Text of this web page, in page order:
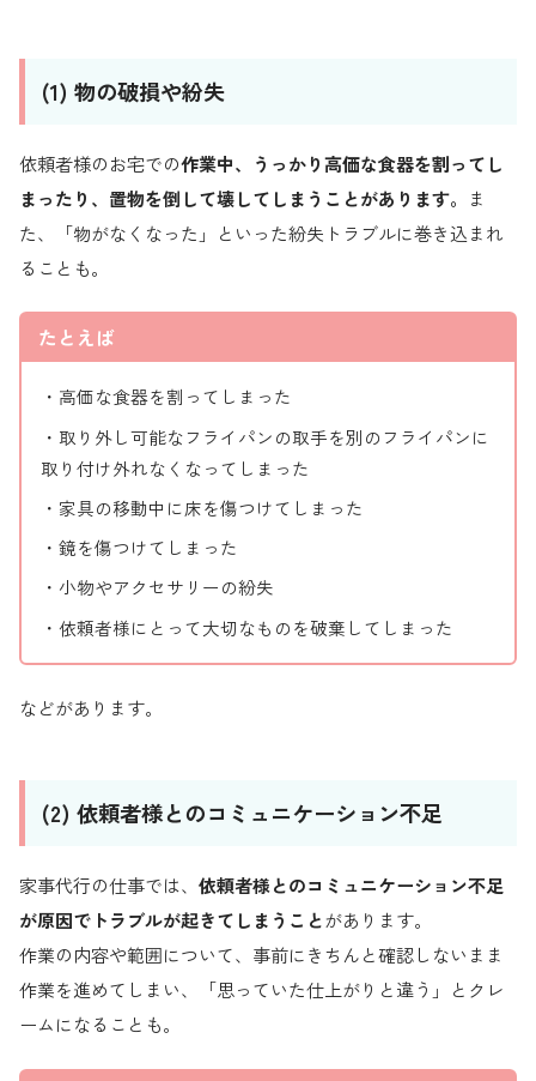
(1) 物の破損や紛失
依頼者様のお宅での作業中、うっかり高価な食器を割ってし
まったり、置物を倒して壊してしまうことがあります。
ま
た、「物がなくなった」といった紛失トラブルに巻き込まれ
ることも。
たとえば
・高価な食器を割ってしまった
・取り外し可能なフライパンの取手を別のフライパンに
取り付け外れなくなってしまった
・家具の移動中に床を傷つけてしまった
・鏡を傷つけてしまった
・小物やアクセサリーの紛失
・依頼者様にとって大切なものを破棄してしまった
などがあります。
(2) 依頼者様とのコミュニケーション不足
家事代行の仕事では、 依頼者様とのコミュニケーション不足
が原因でトラブルが起きてしまうことがあります。
作業の内容や範囲について、事前にきちんと確認しないまま
作業を進めてしまい、「思っていた仕上がりと違う」とクレ
ームになることも。